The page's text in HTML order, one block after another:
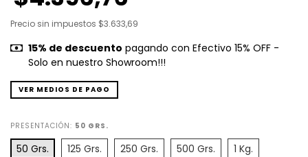
Precio sin impuestos $3.633,69
15% de descuento pagando con Efectivo 15% OFF -
Solo en nuestro Showroom!!!
VER MEDIOS DE PAGO
PRESENTACIÓN: 50 GRS.
50 Grs. 125 Grs. 250 Grs. 500 Grs. 1 Kg.